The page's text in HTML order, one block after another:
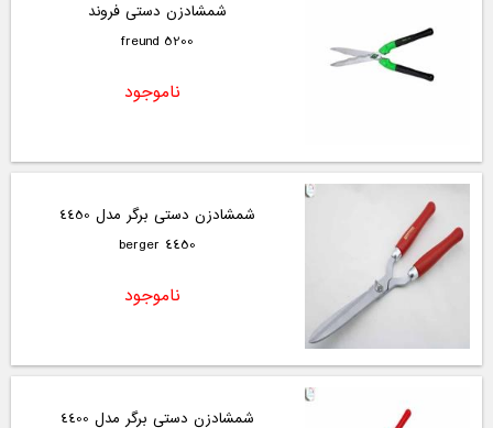
شمشادزن دستی فروند
freund 5200
ناموجود
شمشادزن دستی برگر مدل 4450
4450 berger
ناموجود
شمشادزن دستی برگر مدل 4400